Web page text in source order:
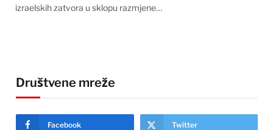
izraelskih zatvora u sklopu razmjene…
Društvene mreže
Facebook Twitter